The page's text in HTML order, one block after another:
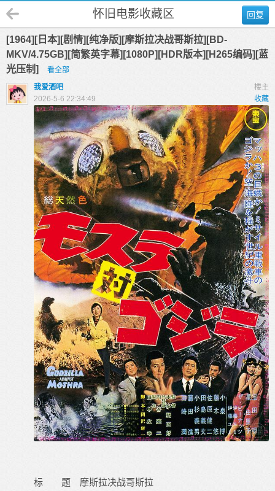
回复
怀旧电影收藏区
[1964][日本][剧情][纯净版][摩斯拉决战哥斯拉][BD-
MKV/4.75GB][简繁英字幕][1080P][HDR版本][H265编码][蓝
光压制]
看全部
楼主
我爱酒吧
收藏
2026-5-6 22:34:49
标 题 摩斯拉决战哥斯拉